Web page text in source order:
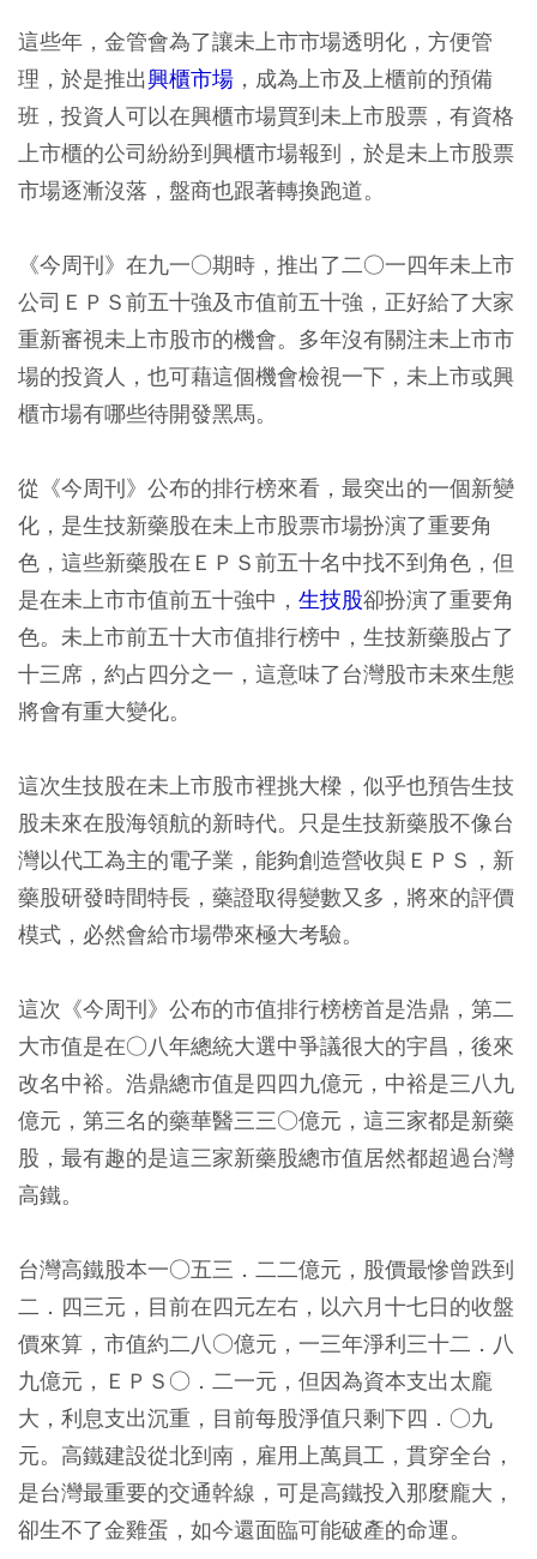
這些年，金管會為了讓未上市市場透明化，方便管
理，於是推出興櫃市場 ，成為上市及上櫃前的預備
班，投資人可以在興櫃市場買到未上市股票，有資格
上市櫃的公司紛紛到興櫃市場報到，於是未上市股票
市場逐漸沒落，盤商也跟著轉換跑道。
《今周刊》在九一○期時，推出了二○一四年未上市
公司ＥＰＳ前五十強及市值前五十強，正好給了大家
重新審視未上市股市的機會。多年沒有關注未上市市
場的投資人，也可藉這個機會檢視一下，未上市或興
櫃市場有哪些待開發黑馬。
從《今周刊》公布的排行榜來看，最突出的一個新變
化，是生技新藥股在未上市股票市場扮演了重要角
色，這些新藥股在ＥＰＳ前五十名中找不到角色，但
是在未上市市值前五十強中， 生技股卻扮演了重要角
色。未上市前五十大市值排行榜中，生技新藥股占了
十三席，約占四分之一，這意味了台灣股市未來生態
將會有重大變化。
這次生技股在未上市股市裡挑大樑，似乎也預告生技
股未來在股海領航的新時代。只是生技新藥股不像台
灣以代工為主的電子業，能夠創造營收與ＥＰＳ，新
藥股研發時間特長，藥證取得變數又多，將來的評價
模式，必然會給市場帶來極大考驗。
這次《今周刊》公布的市值排行榜榜首是浩鼎，第二
大市值是在○八年總統大選中爭議很大的宇昌，後來
改名中裕。浩鼎總市值是四四九億元，中裕是三八九
億元，第三名的藥華醫三三○億元，這三家都是新藥
股，最有趣的是這三家新藥股總市值居然都超過台灣
高鐵。
台灣高鐵股本一○五三．二二億元，股價最慘曾跌到
二．四三元，目前在四元左右，以六月十七日的收盤
價來算，市值約二八○億元，一三年淨利三十二．八
九億元，ＥＰＳ○．二一元，但因為資本支出太龐
大，利息支出沉重，目前每股淨值只剩下四．○九
元。高鐵建設從北到南，雇用上萬員工，貫穿全台，
是台灣最重要的交通幹線，可是高鐵投入那麼龐大，
卻生不了金雞蛋，如今還面臨可能破產的命運。